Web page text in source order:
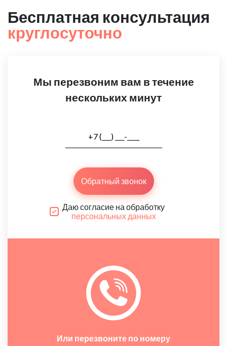
Бесплатная консультация
круглосуточно
Мы перезвоним вам в течение
нескольких минут
Обратный звонок
Даю согласие на обработку
персональных данных
Или перезвоните по номеру